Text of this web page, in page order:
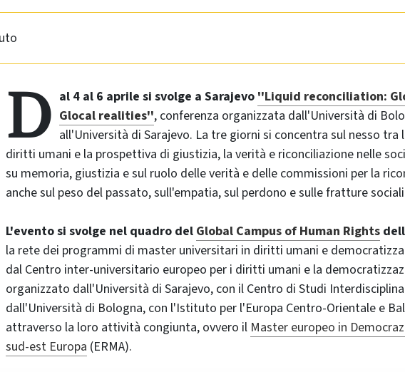
D al 4 al 6 aprile si svolge a Sarajevo ''Liquid reconciliation:
Glocal realities'', conferenza organizzata dall'Università di
all'Università di Sarajevo. La tre giorni si concentra sul nesso tra
diritti umani e la prospettiva di giustizia, la verità e riconciliazione nelle
su memoria, giustizia e sul ruolo delle verità e delle commissioni per la
anche sul peso del passato, sull'empatia, sul perdono e sulle fratture
L'evento si svolge nel quadro del Global Campus of Human Rights
la rete dei programmi di master universitari in diritti umani e
dal Centro inter-universitario europeo per i diritti umani e la
organizzato dall'Università di Sarajevo, con il Centro di Studi
dall'Università di Bologna, con l'Istituto per l'Europa Centro-Orientale e
attraverso la loro attività congiunta, ovvero il Master europeo in
sud-est Europa (ERMA).